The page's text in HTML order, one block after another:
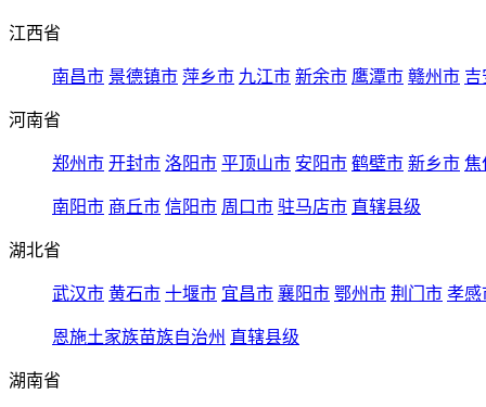
江西省
南昌市 景德镇市 萍乡市 九江市 新余市 鹰潭市 赣州市 吉
河南省
郑州市 开封市 洛阳市 平顶山市 安阳市 鹤壁市 新乡市 焦
南阳市 商丘市 信阳市 周口市 驻马店市 直辖县级
湖北省
武汉市 黄石市 十堰市 宜昌市 襄阳市 鄂州市 荆门市 孝感
恩施土家族苗族自治州 直辖县级
湖南省